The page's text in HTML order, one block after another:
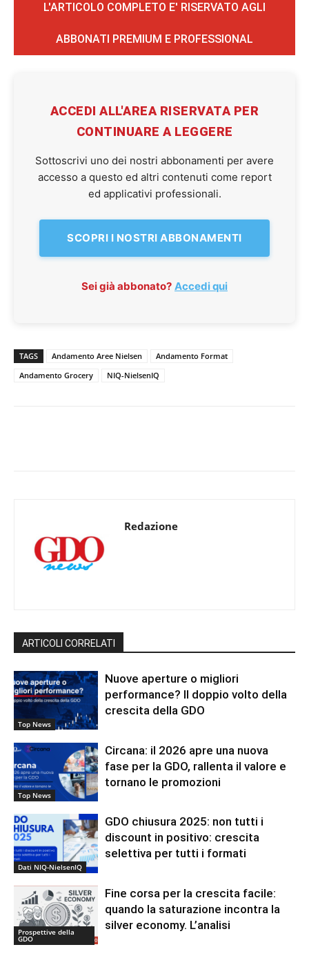
L'ARTICOLO COMPLETO E' RISERVATO AGLI
ABBONATI PREMIUM E PROFESSIONAL
ACCEDI ALL'AREA RISERVATA PER
CONTINUARE A LEGGERE
Sottoscrivi uno dei nostri abbonamenti per avere
accesso a questo ed altri contenuti come report
ed applicativi professionali.
SCOPRI I NOSTRI ABBONAMENTI
Sei già abbonato? Accedi qui
TAGS Andamento Aree Nielsen
Andamento Format
Andamento Grocery
NIQ-NielsenIQ
Redazione
ARTICOLI CORRELATI
Top News
Nuove aperture o migliori
performance? Il doppio volto della
crescita della GDO
Top News
Circana: il 2026 apre una nuova
fase per la GDO, rallenta il valore e
tornano le promozioni
Dati NIQ-NielsenIQ
GDO chiusura 2025: non tutti i
discount in positivo: crescita
selettiva per tutti i formati
Prospettive della
GDO
Fine corsa per la crescita facile:
quando la saturazione incontra la
silver economy. L’analisi